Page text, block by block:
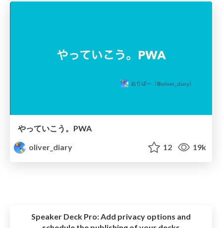
やっていこう。PWA
oliver_diary
12 19k
Speaker Deck Pro: Add privacy options and